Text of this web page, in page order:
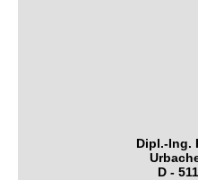
Dipl.-Ing.
D -